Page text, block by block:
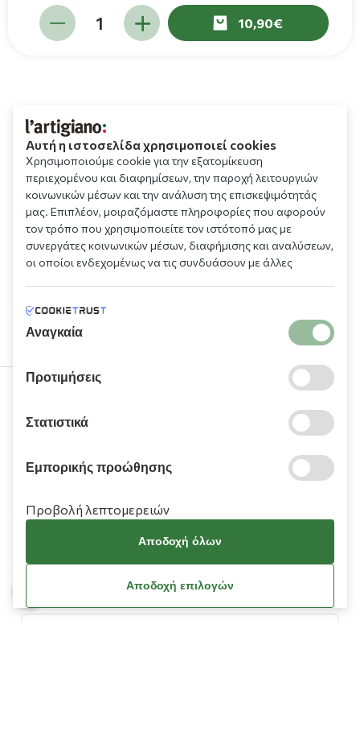
10,90
210 9709 100
Χρειάζεστε βοήθεια;
Αυτή η ιστοσελίδα χρησιμοποιεί cookies
Χρησιμοποιούμε cookie για την εξατομίκευση
περιεχομένου και διαφημίσεων, την παροχή λειτουργιών
κοινωνικών μέσων και την ανάλυση της επισκεψιμότητάς
μας. Επιπλέον, μοιραζόμαστε πληροφορίες που αφορούν
τον τρόπο που χρησιμοποιείτε τον ιστότοπό μας με
συνεργάτες κοινωνικών μέσων, διαφήμισης και αναλύσεων,
οι οποίοι ενδεχομένως να τις συνδυάσουν με άλλες
υπηρεσιών τους.
Αναγκαία
Προτιμήσεις
Στατιστικά
Εμπορικής προώθησης
Προβολή λεπτομερειών
Αποδοχή όλων
Αποδοχή επιλογών